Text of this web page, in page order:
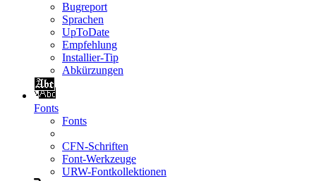
Bugreport
Sprachen
UpToDate
Empfehlung
Installier-Tip
Abkürzungen
Fonts
Fonts
CFN-Schriften
Font-Werkzeuge
URW-Fontkollektionen